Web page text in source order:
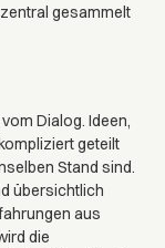
gesammelt
Dialog. Ideen,
geteilt
Stand sind.
übersichtlich
aus
die